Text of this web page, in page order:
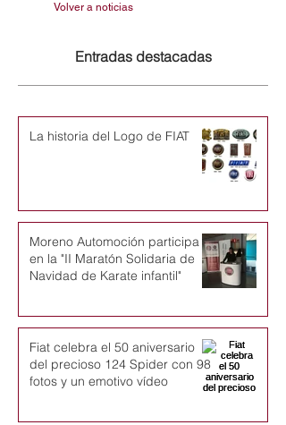
Volver a noticias
Entradas destacadas
La historia del Logo de FIAT
Moreno Automoción participa
en la "II Maratón Solidaria de
Navidad de Karate infantil"
Fiat celebra el 50 aniversario
del precioso 124 Spider con 98
fotos y un emotivo vídeo